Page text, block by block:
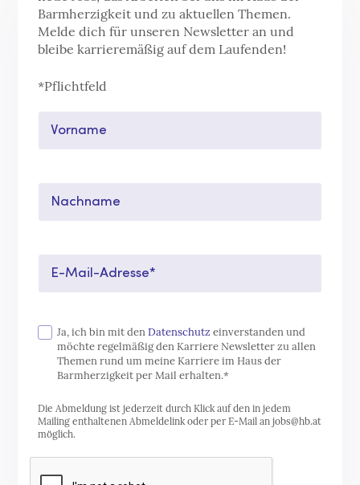
Barmherzigkeit und zu aktuellen Themen.
Melde dich für unseren Newsletter an und
bleibe karrieremäßig auf dem Laufenden!
*Pflichtfeld
Ja, ich bin mit denDatenschutz einverstanden und
möchte regelmäßig den Karriere Newsletter zu allen
Themen rund um meine Karriere im Haus der
Barmherzigkeit per Mail erhalten.*
Die Abmeldung ist jederzeit durch Klick auf den in jedem
Mailing enthaltenen Abmeldelink oder per E-Mail an jobs@hb.at
möglich.